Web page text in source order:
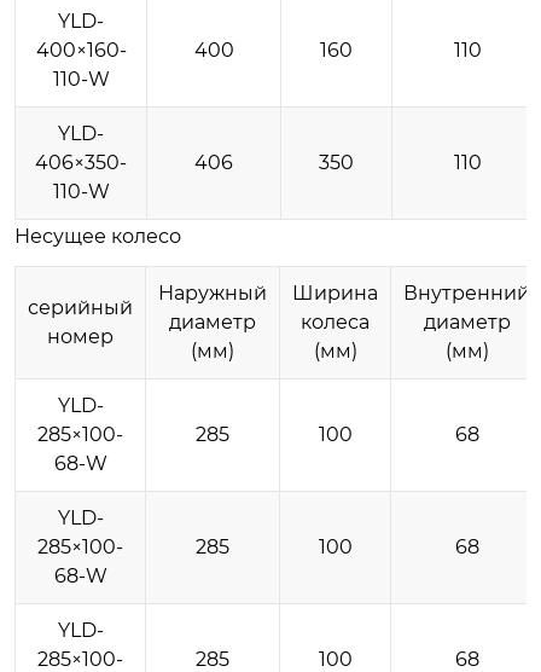
YLD-
400×160-
110-W
400 160 110
YLD-
406×350-
110-W
406 350 110
Несущее колесо
серийный
номер
Наружный
диаметр
(мм)
Ширина
колеса
(мм)
Внутренний
диаметр
(мм)
YLD-
285×100-
68-W
285 100 68
YLD-
285×100-
68-W
285 100 68
YLD-
285×100-
285 100 68